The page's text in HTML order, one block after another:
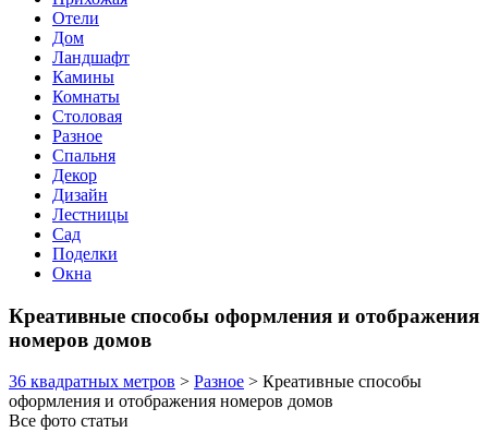
Отели
Дом
Ландшафт
Камины
Комнаты
Столовая
Разное
Спальня
Декор
Дизайн
Лестницы
Сад
Поделки
Окна
Креативные способы оформления и отображения
номеров домов
36 квадратных метров > Разное > Креативные способы
оформления и отображения номеров домов
Все фото статьи